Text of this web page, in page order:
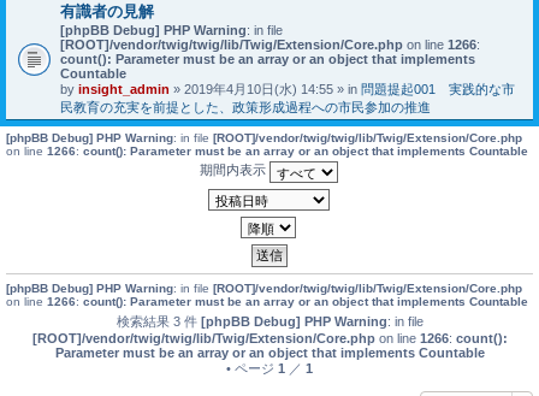
有識者の見解
[phpBB Debug] PHP Warning: in file
[ROOT]/vendor/twig/twig/lib/Twig/Extension/Core.php on line 1266:
count(): Parameter must be an array or an object that implements
Countable
by insight_admin » 2019年4月10日(水) 14:55 » in 問題提起001 実践的な市
民教育の充実を前提とした、政策形成過程への市民参加の推進
[phpBB Debug] PHP Warning: in file [ROOT]/vendor/twig/twig/lib/Twig/Extension/Core.php
on line 1266: count(): Parameter must be an array or an object that implements Countable
期間内表示
[phpBB Debug] PHP Warning: in file [ROOT]/vendor/twig/twig/lib/Twig/Extension/Core.php
on line 1266: count(): Parameter must be an array or an object that implements Countable
検索結果 3 件 [phpBB Debug] PHP Warning: in file
[ROOT]/vendor/twig/twig/lib/Twig/Extension/Core.phpon line 1266: count():
Parameter must be an array or an object that implements Countable
• ページ 1 ／ 1